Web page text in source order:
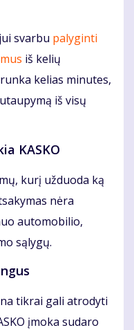
svarbu palyginti
iš kelių
kelias minutes,
iš visų
KASKO
kurį užduoda ką
nėra
automobilio,
sąlygų.
tikrai gali atrodyti
įmoka sudaro